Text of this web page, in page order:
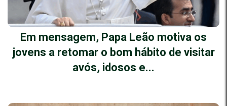
Em mensagem, Papa Leão motiva os
jovens a retomar o bom hábito de visitar
avós, idosos e...